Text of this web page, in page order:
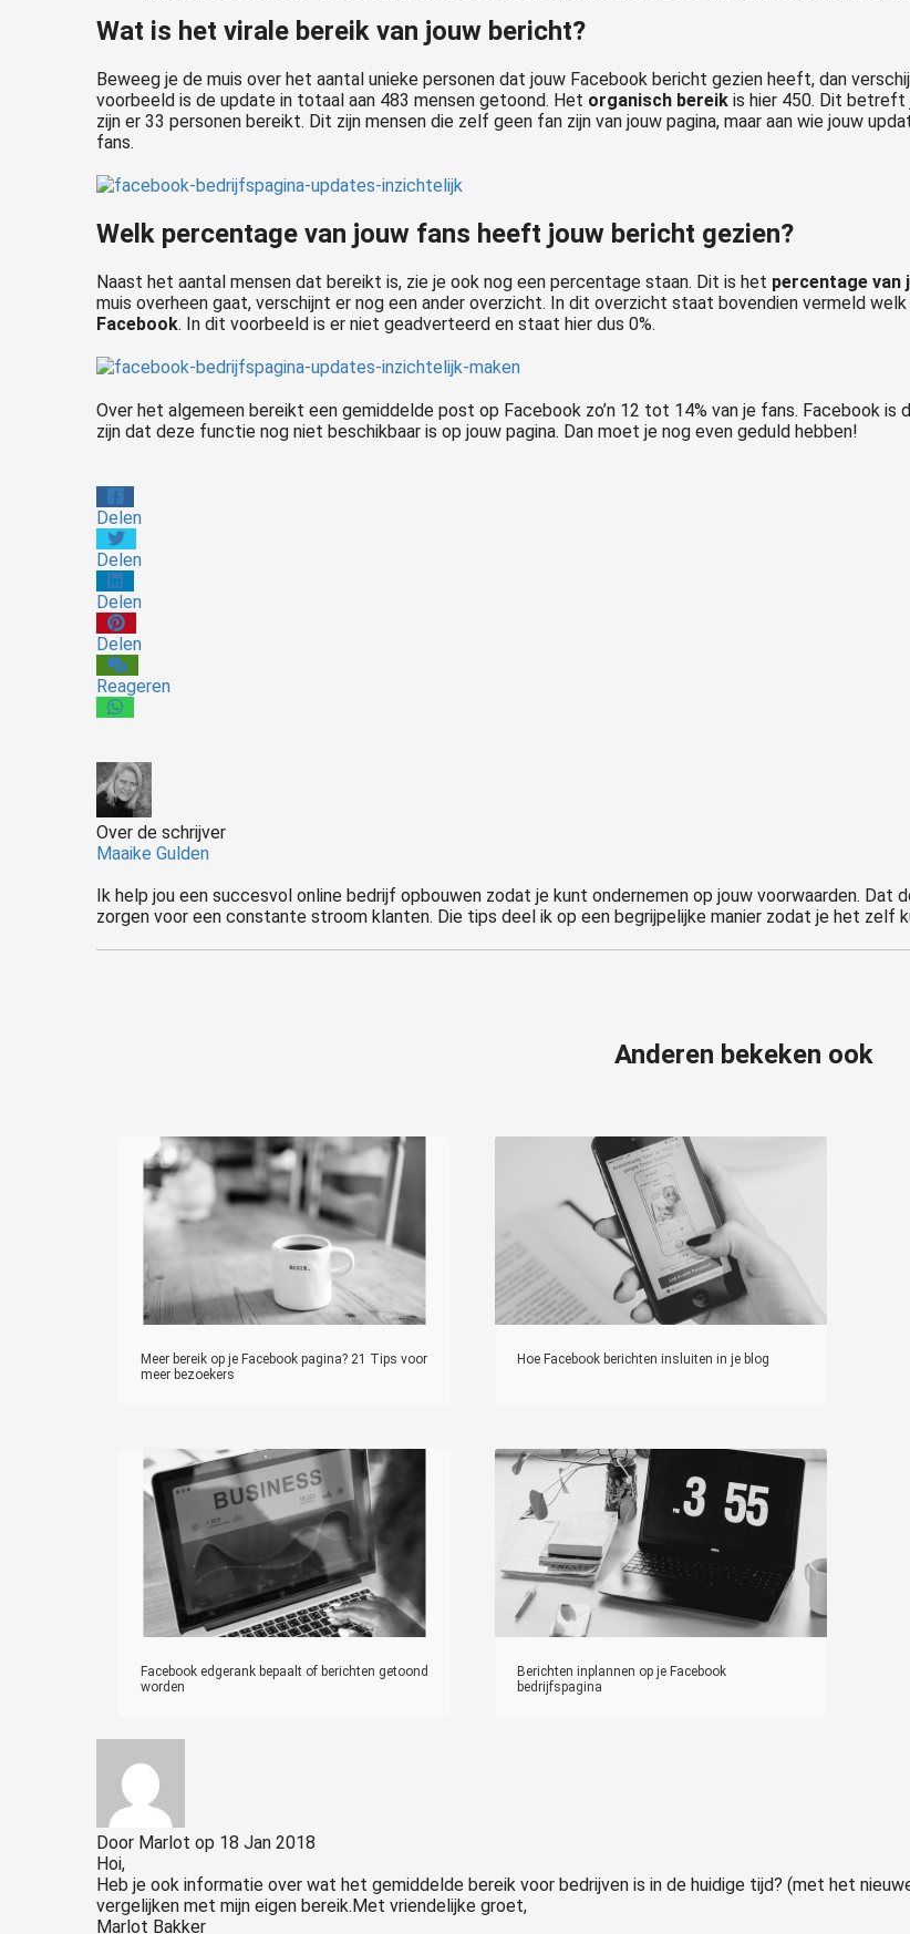
Wat is het virale bereik van jouw bericht?
Beweeg je de muis over het aantal unieke personen dat jouw Facebook bericht gezien heeft, dan
voorbeeld is de update in totaal aan 483 mensen getoond. Het organisch bereik is hier 450. Dit betreft
zijn er 33 personen bereikt. Dit zijn mensen die zelf geen fan zijn van jouw pagina, maar aan wie jouw
fans.
Welk percentage van jouw fans heeft jouw bericht gezien?
Naast het aantal mensen dat bereikt is, zie je ook nog een percentage staan. Dit is het percentage van
muis overheen gaat, verschijnt er nog een ander overzicht. In dit overzicht staat bovendien vermeld welk
Facebook. In dit voorbeeld is er niet geadverteerd en staat hier dus 0%.
Over het algemeen bereikt een gemiddelde post op Facebook zo’n 12 tot 14% van je fans. Facebook
zijn dat deze functie nog niet beschikbaar is op jouw pagina. Dan moet je nog even geduld hebben!
Delen
Delen
Delen
Delen
Reageren
Over de schrijver
Maaike Gulden
Ik help jou een succesvol online bedrijf opbouwen zodat je kunt ondernemen op jouw voorwaarden. Dat
zorgen voor een constante stroom klanten. Die tips deel ik op een begrijpelijke manier zodat je het zelf
Anderen bekeken ook
Meer bereik op je Facebook pagina? 21 Tips voor
meer bezoekers
Hoe Facebook berichten insluiten in je blog
Facebook edgerank bepaalt of berichten getoond
worden
Berichten inplannen op je Facebook
bedrijfspagina
Door Marlot op 18 Jan 2018
Hoi,
Heb je ook informatie over wat het gemiddelde bereik voor bedrijven is in de huidige tijd? (met het
vergelijken met mijn eigen bereik.Met vriendelijke groet,
Marlot Bakker